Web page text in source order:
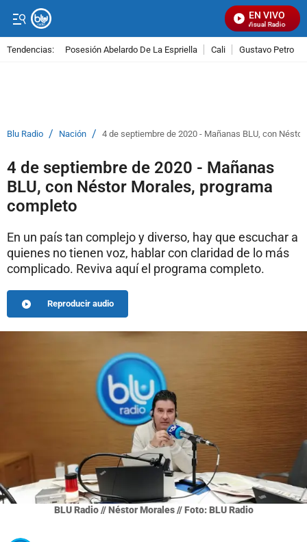
EN VIVO
Señal Visual Radio
Tendencias: Posesión Abelardo De La Espriella Cali Gustavo Petro
Blu Radio / Nación / 4 de septiembre de 2020 - Mañanas BLU, con
4 de septiembre de 2020 - Mañanas
BLU, con Néstor Morales, programa
completo
En un país tan complejo y diverso, hay que escuchar a
quienes no tienen voz, hablar con claridad de lo más
complicado. Reviva aquí el programa completo.
Reproducir audio
BLU Radio // Néstor Morales // Foto: BLU Radio